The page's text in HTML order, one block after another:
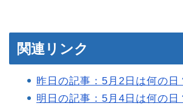
関連リンク
昨日の記事：5月2日は何の日
明日の記事：5月4日は何の日